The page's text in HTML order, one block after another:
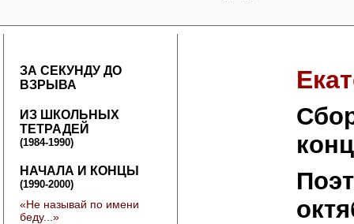
ЗА СЕКУНДУ ДО
ВЗРЫВА
ИЗ ШКОЛЬНЫХ
ТЕТРАДЕЙ
(1984-1990)
НАЧАЛА И КОНЦЫ
(1990-2000)
«Не называй по имени
беду...»